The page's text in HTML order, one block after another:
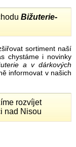
Bižuterie-
sortiment naší
chystáme i novinky
a v dárkových
informovat v našich
rozvíjet
nad Nisou